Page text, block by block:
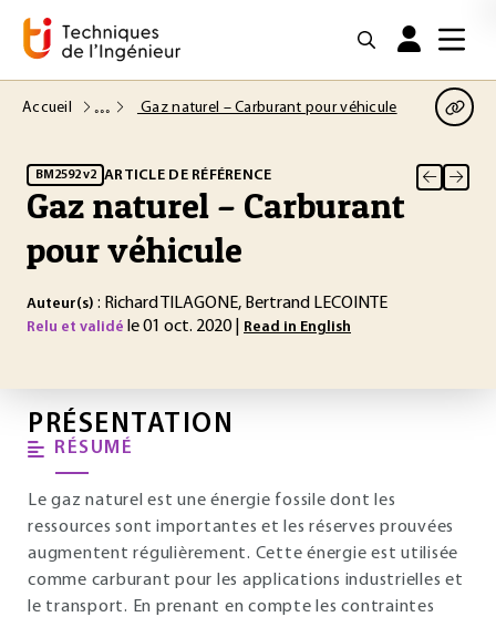
Accueil Gaz naturel – Carburant pour véhicule
BM2592 v2 ARTICLE DE RÉFÉRENCE
Gaz naturel – Carburant
pour véhicule
Auteur(s) : Richard TILAGONE, Bertrand LECOINTE
Relu et validé le 01 oct. 2020 | Read in English
PRÉSENTATION
RÉSUMÉ
Le gaz naturel est une énergie fossile dont les
ressources sont importantes et les réserves prouvées
augmentent régulièrement. Cette énergie est utilisée
comme carburant pour les applications industrielles et
le transport. En prenant en compte les contraintes